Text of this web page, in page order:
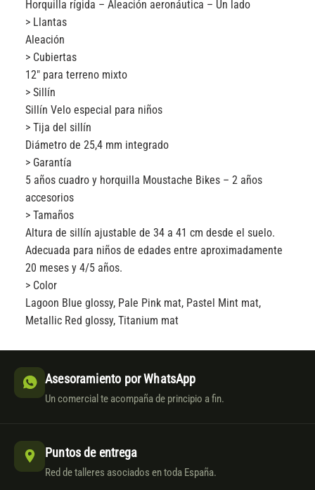
Horquilla rígida – Aleación aeronáutica – Un lado
> Llantas
Aleación
> Cubiertas
12″ para terreno mixto
> Sillín
Sillín Velo especial para niños
> Tija del sillín
Diámetro de 25,4 mm integrado
> Garantía
5 años cuadro y horquilla Moustache Bikes – 2 años
accesorios
> Tamaños
Altura de sillín ajustable de 34 a 41 cm desde el suelo.
Adecuada para niños de edades entre aproximadamente
20 meses y 4/5 años.
> Color
Lagoon Blue glossy, Pale Pink mat, Pastel Mint mat,
Metallic Red glossy, Titanium mat
Asesoramiento por WhatsApp
Un comercial te acompaña de principio a fin.
Puntos de entrega
Red de talleres asociados en toda España.